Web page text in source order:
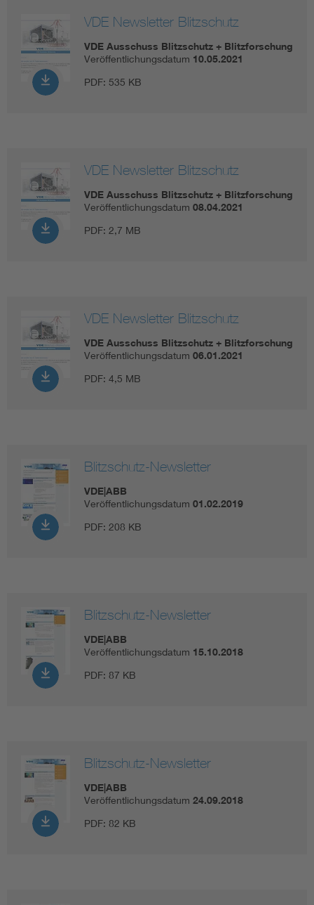
VDE Newsletter Blitzschutz
VDE Ausschuss Blitzschutz + Blitzforschung
Veröffentlichungsdatum 10.05.2021
PDF: 535 KB
VDE Newsletter Blitzschutz
VDE Ausschuss Blitzschutz + Blitzforschung
Veröffentlichungsdatum 08.04.2021
PDF: 2,7 MB
VDE Newsletter Blitzschutz
VDE Ausschuss Blitzschutz + Blitzforschung
Veröffentlichungsdatum 06.01.2021
PDF: 4,5 MB
Blitzschutz-Newsletter
VDE|ABB
Veröffentlichungsdatum 01.02.2019
PDF: 208 KB
Blitzschutz-Newsletter
VDE|ABB
Veröffentlichungsdatum 15.10.2018
PDF: 87 KB
Blitzschutz-Newsletter
VDE|ABB
Veröffentlichungsdatum 24.09.2018
PDF: 82 KB